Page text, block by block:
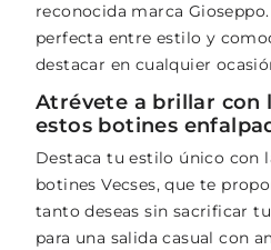
reconocida marca
perfecta entre estilo y
destacar en cualquier
Atrévete a brillar con
estos botines
Destaca tu estilo único con
botines Vecses, que te
tanto deseas sin sacrificar
para una salida casual con